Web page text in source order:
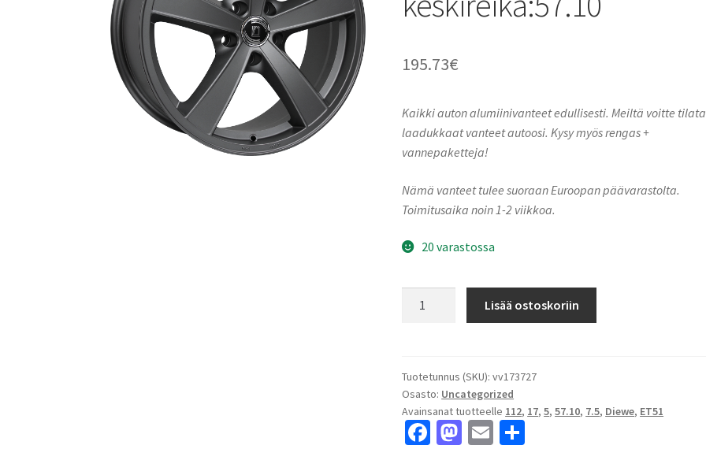
195.73€
Kaikki auton alumiinivanteet edullisesti. Meiltä voitte tilata
laadukkaat vanteet autoosi. Kysy myös rengas +
vannepaketteja!
Nämä vanteet tulee suoraan Euroopan päävarastolta.
Toimitusaika noin 1-2 viikkoa.
20 varastossa
5x112
ET51
keskireikä:57.10
määrä
Lisää ostoskoriin
Tuotetunnus (SKU):vv173727
Osasto: Uncategorized
Avainsanat tuotteelle 112, 17,5,57.10, 7.5, Diewe, ET51
Fa M E